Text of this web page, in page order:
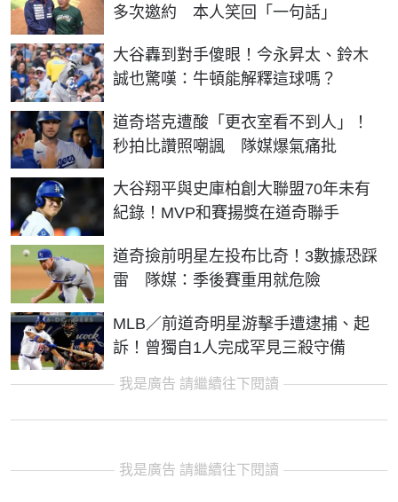
多次邀約 本人笑回「一句話」
大谷轟到對手傻眼！今永昇太、鈴木
誠也驚嘆：牛頓能解釋這球嗎？
道奇塔克遭酸「更衣室看不到人」！
秒拍比讚照嘲諷 隊媒爆氣痛批
大谷翔平與史庫柏創大聯盟70年未有
紀錄！MVP和賽揚獎在道奇聯手
道奇撿前明星左投布比奇！3數據恐踩
雷 隊媒：季後賽重用就危險
MLB／前道奇明星游擊手遭逮捕、起
訴！曾獨自1人完成罕見三殺守備
我是廣告 請繼續往下閱讀
我是廣告 請繼續往下閱讀